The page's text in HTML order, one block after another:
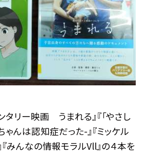
タリー映画 うまれる』『「やさし
ゃんは認知症だった-』『ミッケル
『みんなの情報モラルVll』の４本を